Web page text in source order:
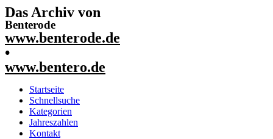
Das Archiv von
Benterode
www.benterode.de
•
www.bentero.de
Startseite
Schnellsuche
Kategorien
Jahreszahlen
Kontakt